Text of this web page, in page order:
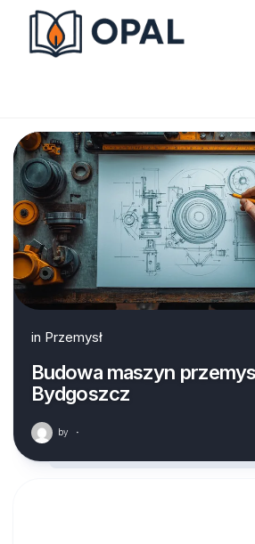
content
in Przemysł
Budowa maszyn
Bydgoszcz
by ·